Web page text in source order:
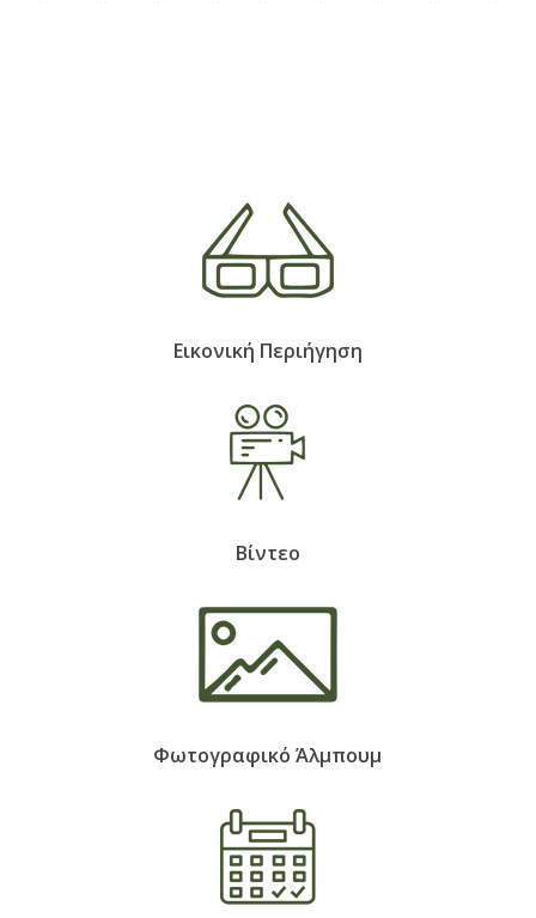
Εικονική Περιήγηση
Βίντεο
Φωτογραφικό Άλμπουμ